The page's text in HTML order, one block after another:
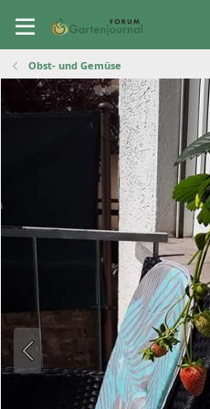
Obst- und Gemüse